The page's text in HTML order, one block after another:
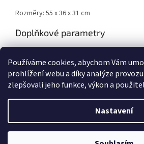
Používáme cookies, abychom Vám
prohlížení webu a díky analýze
zlepšovali jeho funkce, výkon a
Nastavení
Rozměry: 55 x 36 x 31 cm
Doplňkové parametry
EAN: 5060382744461
Vytvořil Shoptet